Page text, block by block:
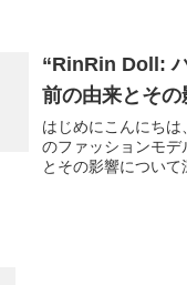
“RinRin Doll:
前の由来とその
はじめにこんにち
のファッションモ
とその影響について